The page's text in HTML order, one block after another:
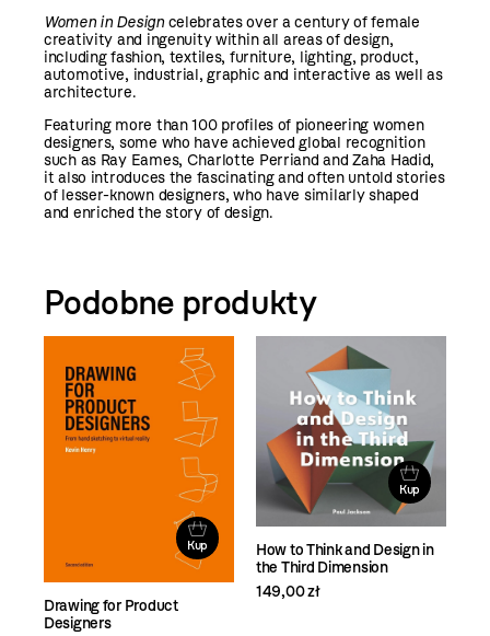
Women in Designcelebrates over a century of female
creativity and ingenuity within all areas of design,
including fashion, textiles, furniture, lighting, product,
automotive, industrial, graphic and interactive as well as
architecture.
Featuring more than 100 profiles of pioneering women
designers, some who have achieved global recognition
such as Ray Eames, Charlotte Perriand and Zaha Hadid,
it also introduces the fascinating and often untold stories
of lesser-known designers, who have similarly shaped
and enriched the story of design.
Podobne produkty
Kup
Drawing for Product
Designers
Kup
How to Think and Design in
the Third Dimension
149,00 zł